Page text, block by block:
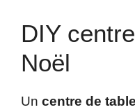
DIY
Noël
Un centre de